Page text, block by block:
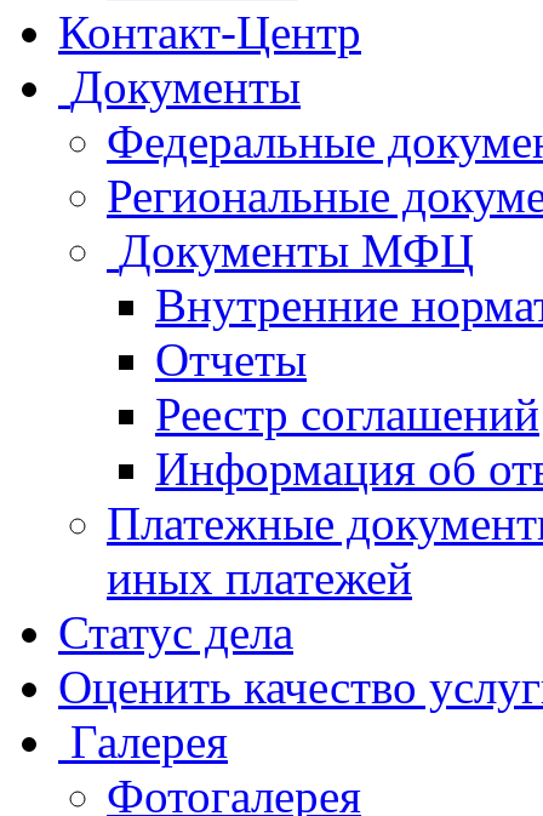
Контакт-Центр
Документы
Федеральные
Региональные
Документы МФЦ
Внутренние
Отчеты
Реестр соглашений
Информация об
Платежные
иных платежей
Статус дела
Оценить качество
Галерея
Фотогалерея